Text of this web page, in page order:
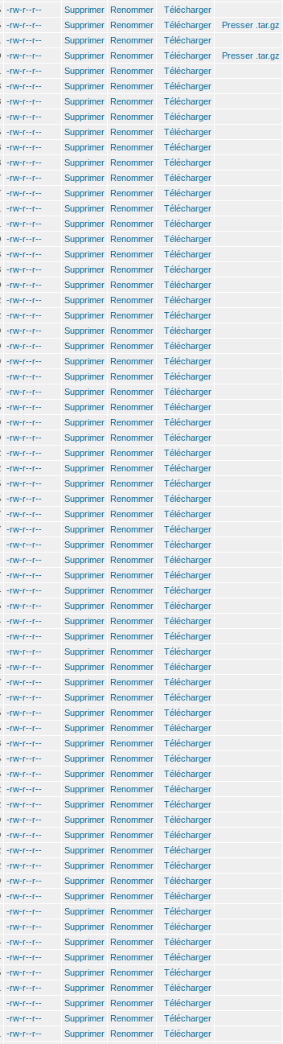
-rw-r--r-- Supprimer Renommer
Télécharger
-rw-r--r-- Supprimer Renommer Télécharger
Presser .tar.gz
-rw-r--r-- Supprimer Renommer
Télécharger
-rw-r--r-- Supprimer Renommer Télécharger
Presser .tar.gz
-rw-r--r-- Supprimer Renommer
Télécharger
-rw-r--r-- Supprimer Renommer
Télécharger
-rw-r--r-- Supprimer Renommer
Télécharger
-rw-r--r-- Supprimer Renommer
Télécharger
-rw-r--r-- Supprimer Renommer
Télécharger
-rw-r--r-- Supprimer Renommer
Télécharger
-rw-r--r-- Supprimer Renommer
Télécharger
-rw-r--r-- Supprimer Renommer
Télécharger
-rw-r--r-- Supprimer Renommer
Télécharger
-rw-r--r-- Supprimer Renommer
Télécharger
-rw-r--r-- Supprimer Renommer
Télécharger
-rw-r--r-- Supprimer Renommer
Télécharger
-rw-r--r-- Supprimer Renommer
Télécharger
-rw-r--r-- Supprimer Renommer
Télécharger
-rw-r--r-- Supprimer Renommer
Télécharger
-rw-r--r-- Supprimer Renommer
Télécharger
-rw-r--r-- Supprimer Renommer
Télécharger
-rw-r--r-- Supprimer Renommer
Télécharger
-rw-r--r-- Supprimer Renommer
Télécharger
-rw-r--r-- Supprimer Renommer
Télécharger
-rw-r--r-- Supprimer Renommer
Télécharger
-rw-r--r-- Supprimer Renommer
Télécharger
-rw-r--r-- Supprimer Renommer
Télécharger
-rw-r--r-- Supprimer Renommer
Télécharger
-rw-r--r-- Supprimer Renommer
Télécharger
-rw-r--r-- Supprimer Renommer
Télécharger
-rw-r--r-- Supprimer Renommer
Télécharger
-rw-r--r-- Supprimer Renommer
Télécharger
-rw-r--r-- Supprimer Renommer
Télécharger
-rw-r--r-- Supprimer Renommer
Télécharger
-rw-r--r-- Supprimer Renommer
Télécharger
-rw-r--r-- Supprimer Renommer
Télécharger
-rw-r--r-- Supprimer Renommer
Télécharger
-rw-r--r-- Supprimer Renommer
Télécharger
-rw-r--r-- Supprimer Renommer
Télécharger
-rw-r--r-- Supprimer Renommer
Télécharger
-rw-r--r-- Supprimer Renommer
Télécharger
-rw-r--r-- Supprimer Renommer
Télécharger
-rw-r--r-- Supprimer Renommer
Télécharger
-rw-r--r-- Supprimer Renommer
Télécharger
-rw-r--r-- Supprimer Renommer
Télécharger
-rw-r--r-- Supprimer Renommer
Télécharger
-rw-r--r-- Supprimer Renommer
Télécharger
-rw-r--r-- Supprimer Renommer
Télécharger
-rw-r--r-- Supprimer Renommer
Télécharger
-rw-r--r-- Supprimer Renommer
Télécharger
-rw-r--r-- Supprimer Renommer
Télécharger
-rw-r--r-- Supprimer Renommer
Télécharger
-rw-r--r-- Supprimer Renommer
Télécharger
-rw-r--r-- Supprimer Renommer
Télécharger
-rw-r--r-- Supprimer Renommer
Télécharger
-rw-r--r-- Supprimer Renommer
Télécharger
-rw-r--r-- Supprimer Renommer
Télécharger
-rw-r--r-- Supprimer Renommer
Télécharger
-rw-r--r-- Supprimer Renommer
Télécharger
-rw-r--r-- Supprimer Renommer
Télécharger
-rw-r--r-- Supprimer Renommer
Télécharger
-rw-r--r-- Supprimer Renommer
Télécharger
-rw-r--r-- Supprimer Renommer
Télécharger
-rw-r--r-- Supprimer Renommer
Télécharger
-rw-r--r-- Supprimer Renommer
Télécharger
-rw-r--r-- Supprimer Renommer
Télécharger
-rw-r--r-- Supprimer Renommer
Télécharger
-rw-r--r-- Supprimer Renommer Télécharger